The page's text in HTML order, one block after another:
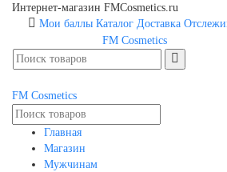
Интернет-магазин FMCosmetics.ru
Мои баллы Каталог Доставка
FMCosmetics
FM Cosmetics
Главная
Магазин
Мужчинам